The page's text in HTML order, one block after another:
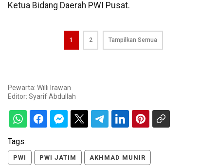
Ketua Bidang Daerah PWI Pusat.
1 2 Tampilkan Semua
Pewarta: Willi Irawan
Editor: Syarif Abdullah
Tags:
PWI PWI JATIM AKHMAD MUNIR